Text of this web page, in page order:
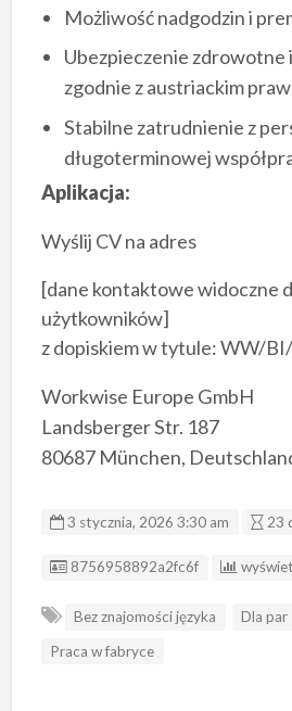
Możliwość nadgodzin i
Ubezpieczenie zdrowotne
zgodnie z austriackim
Stabilne zatrudnienie z
długoterminowej
Aplikacja:
Wyślij CV na adres
[dane kontaktowe widoczne
użytkowników]
z dopiskiem w tytule: WW/
Workwise Europe GmbH
Landsberger Str. 187
80687 München,
3 stycznia, 2026 3:30 am 23
ID ogłoszenia
8756958892a2fc6f
Bez znajomości języka Dla par
Praca w fabryce